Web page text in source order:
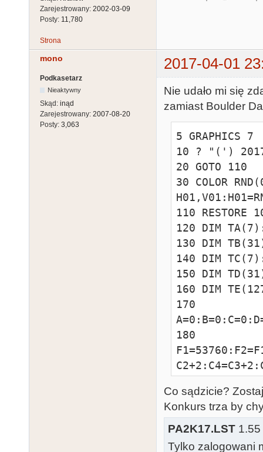
2060 DATA
2070 DATA
Zarejestrowany: 2002-03-09
Posty: 11,780
Strona
mono 2017-04-01
Podkasetarz
Nieaktywny
Skąd: inąd
Zarejestrowany: 2007-08-20
Posty: 3,063
Nie udało mi się
zamiast Boulder
5 GRAPHICS 7
10 ? "(') 2017 -
20 GOTO 110
30 COLOR
110 RESTORE
120 DIM
130 DIM
140 DIM
150 DIM
160 DIM
170
180
200 POKE
210 IF C<Z7
220
B=Z0
Co sądzicie?
Konkurs trza by
PA2K17.LST
Tylko zalogowani